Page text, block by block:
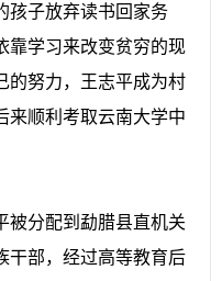
孩子放弃读书回家务
靠学习来改变贫穷的现
的努力，王志平成为村
来顺利考取云南大学中
分配到勐腊县直机关
干部，经过高等教育后